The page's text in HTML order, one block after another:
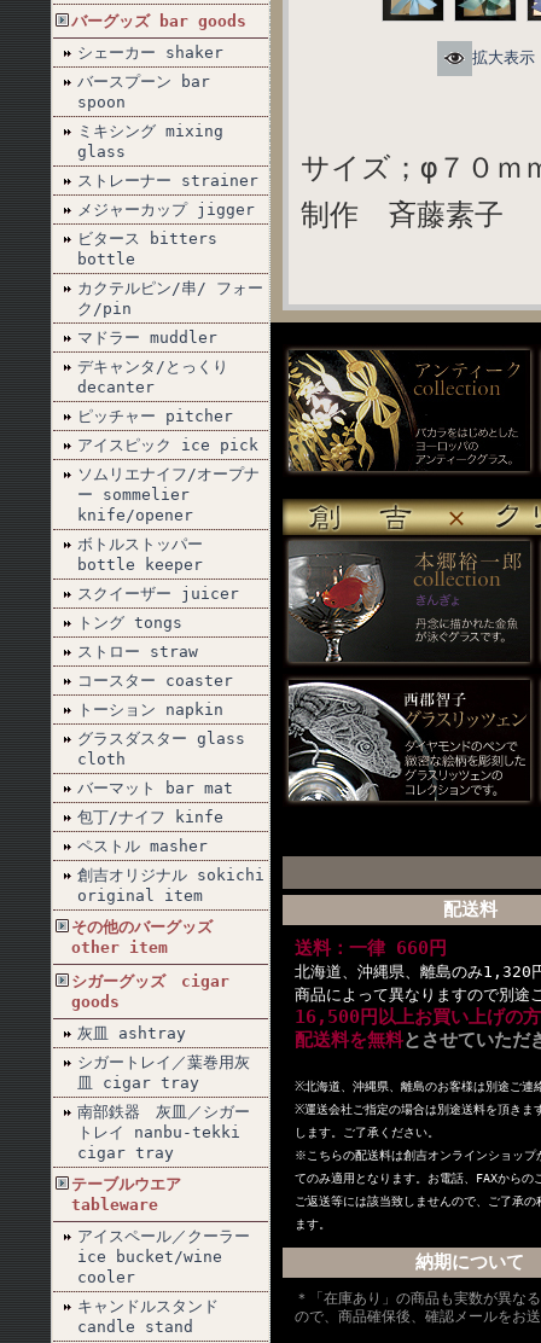
バーグッズ bar goods
シェーカー shaker
バースプーン bar
spoon
ミキシング mixing
glass
ストレーナー strainer
メジャーカップ jigger
ビタース bitters
bottle
カクテルピン/串/ フォー
ク/pin
マドラー muddler
デキャンタ/とっくり
decanter
ピッチャー pitcher
アイスピック ice pick
ソムリエナイフ/オープナ
ー sommelier
knife/opener
ボトルストッパー
bottle keeper
スクイーザー juicer
トング tongs
ストロー straw
コースター coaster
トーション napkin
グラスダスター glass
cloth
バーマット bar mat
包丁/ナイフ kinfe
ペストル masher
創吉オリジナル sokichi
original item
その他のバーグッズ
other item
シガーグッズ cigar
goods
灰皿 ashtray
シガートレイ／葉巻用灰
皿 cigar tray
南部鉄器 灰皿／シガー
トレイ nanbu-tekki
cigar tray
テーブルウエア
tableware
アイスペール／クーラー
ice bucket/wine
cooler
キャンドルスタンド
candle stand
拡大表示
サイズ；φ７０ｍ
制作 斉藤素子
配送料
送料：一律 660円
北海道、沖縄県、離島のみ1,320
商品によって異なりますので別途
16,500円以上お買い上げの
配送料を無料とさせていただ
※北海道、沖縄県、離島のお客様は別途ご連
※運送会社ご指定の場合は別途送料を頂きま
します。ご了承ください。
※こちらの配送料は創吉オンラインショップ
てのみ適用となります。お電話、FAXからの
ご返送等には該当致しませんので、ご了承
ます。
納期について
＊「在庫あり」の商品も実数が異な
ので、商品確保後、確認メールをお